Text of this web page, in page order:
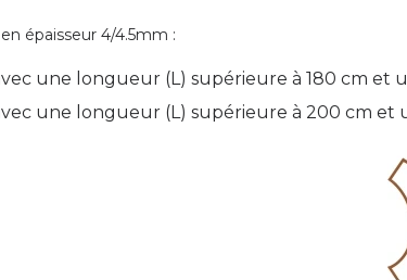
épaisseur 4/4.5mm :
une longueur (L) supérieure à 180 cm et
une longueur (L) supérieure à 200 cm